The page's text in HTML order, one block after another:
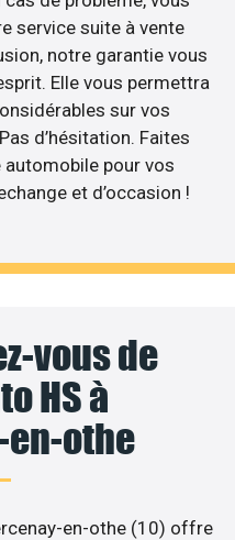
service suite à vente
notre garantie vous
Elle vous permettra
sur vos
d’hésitation. Faites
pour vos
et d’occasion !
vous de
HS à
othe
en-othe (10) offre